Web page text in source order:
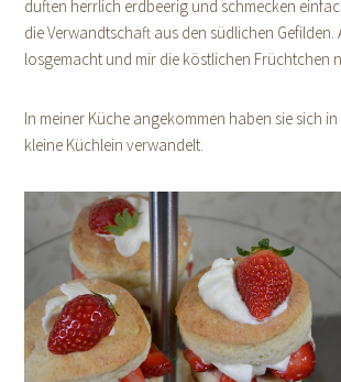
duften herrlich erdbeerig und schmecken
die Verwandtschaft aus den südlichen Gefilden.
losgemacht und mir die köstlichen Früchtchen
In meiner Küche angekommen haben sie sich
kleine Küchlein verwandelt.